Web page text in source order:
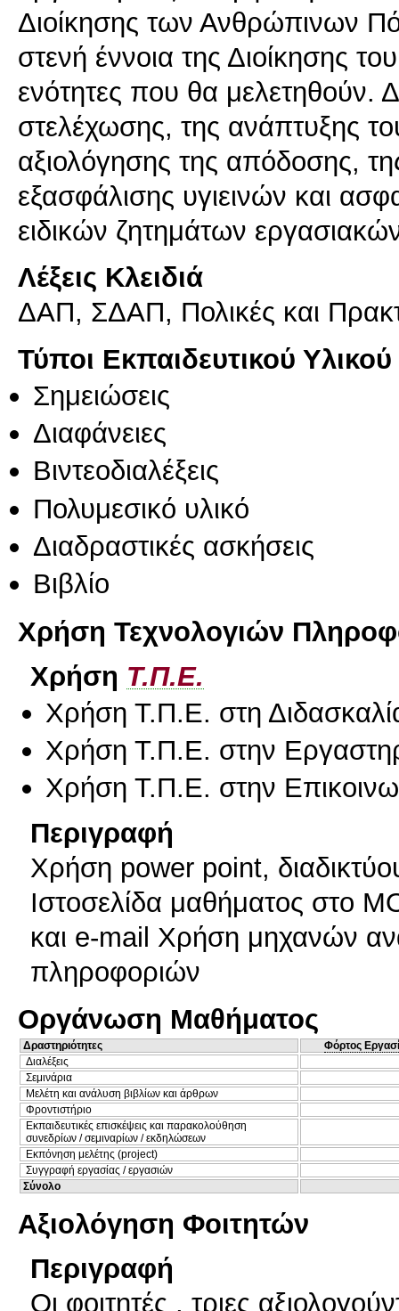
Διοίκησης των Ανθρώπινων
στενή έννοια της Διοίκησης
ενότητες που θα μελετηθούν.
στελέχωσης, της ανάπτυξης
αξιολόγησης της απόδοσης,
εξασφάλισης υγιεινών και
ειδικών ζητημάτων
Λέξεις Κλειδιά
ΔΑΠ, ΣΔΑΠ, Πολικές και
Τύποι Εκπαιδευτικού Υλικού
Σημειώσεις
Διαφάνειες
Βιντεοδιαλέξεις
Πολυμεσικό υλικό
Διαδραστικές ασκήσεις
Βιβλίο
Χρήση Τεχνολογιών
Χρήση Τ.Π.Ε.
Χρήση Τ.Π.Ε. στη
Χρήση Τ.Π.Ε. στην
Χρήση Τ.Π.Ε. στην
Περιγραφή
Χρήση power point,
Ιστοσελίδα μαθήματος στο
και e-mail Χρήση μηχανών
πληροφοριών
Οργάνωση Μαθήματος
Δραστηριότητες
Φόρτος
Διαλέξεις
Σεμινάρια
Μελέτη και ανάλυση βιβλίων και άρθρων
Φροντιστήριο
Εκπαιδευτικές επισκέψεις και παρακολούθηση
συνεδρίων / σεμιναρίων / εκδηλώσεων
Εκπόνηση μελέτης (project)
Συγγραφή εργασίας / εργασιών
Σύνολο
Αξιολόγηση Φοιτητών
Περιγραφή
Οι φοιτητές , τριες